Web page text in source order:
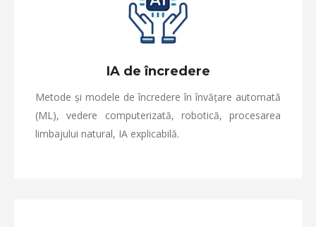
IA de încredere
Metode și modele de încredere în învățare automată
(ML), vedere computerizată, robotică, procesarea
limbajului natural, IA explicabilă.